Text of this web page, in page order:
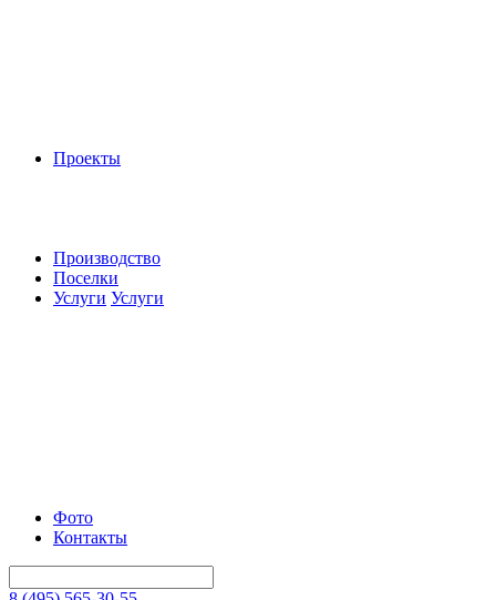
Проекты
Производство
Поселки
Услуги Услуги
Фото
Контакты